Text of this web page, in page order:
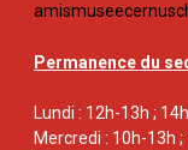
Permanence du
Lundi : 12h-13h ;
Mercredi : 10h-13h